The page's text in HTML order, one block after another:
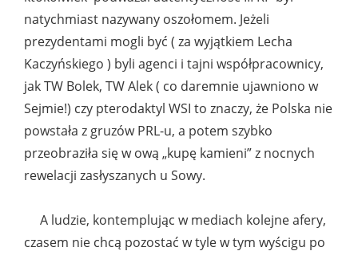
natychmiast nazywany oszołomem. Jeżeli
prezydentami mogli być ( za wyjątkiem Lecha
Kaczyńskiego ) byli agenci i tajni współpracownicy,
jak TW Bolek, TW Alek ( co daremnie ujawniono w
Sejmie!) czy pterodaktyl WSI to znaczy, że Polska nie
powstała z gruzów PRL-u, a potem szybko
przeobraziła się w ową „kupę kamieni” z nocnych
rewelacji zasłyszanych u Sowy.
A ludzie, kontemplując w mediach kolejne afery,
czasem nie chcą pozostać w tyle w tym wyścigu po